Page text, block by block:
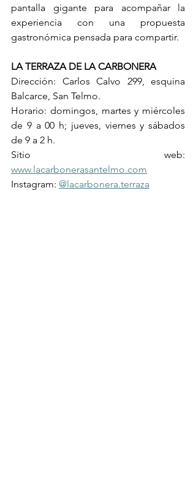
pantalla gigante para acompañar la
experiencia con una propuesta
gastronómica pensada para compartir.
LA TERRAZA DE LA CARBONERA
Dirección: Carlos Calvo 299, esquina
Balcarce, San Telmo.
Horario: domingos, martes y miércoles
de 9 a 00 h; jueves, viernes y sábados
de 9 a 2 h.
www.lacarbonerasantelmo.com
Instagram: @lacarbonera.terraza